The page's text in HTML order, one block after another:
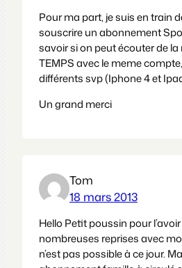
Pour ma part, je suis en train
souscrire un abonnement
savoir si on peut écouter de la
TEMPS avec le meme
différents svp (Iphone 4 et
Un grand merci
Tom
18 mars 2013
Hello Petit poussin pour
nombreuses reprises avec
n’est pas possible à ce jour.